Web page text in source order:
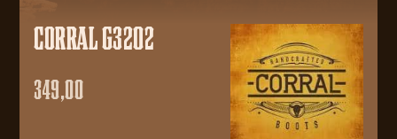
CORRAL G3202
349,00